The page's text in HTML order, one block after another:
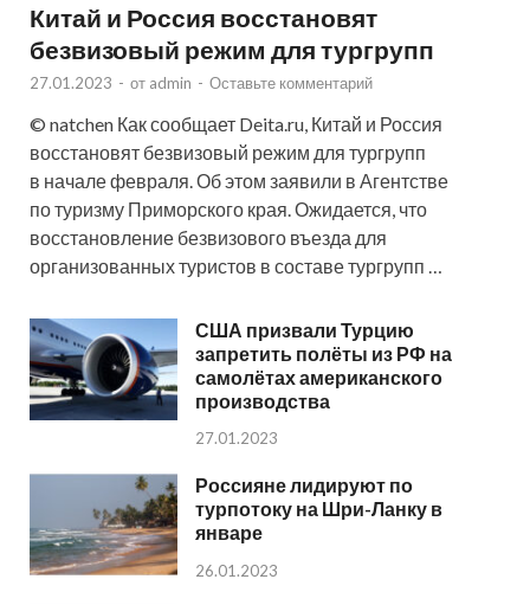
Китай и Россия восстановят
безвизовый режим для тургрупп
27.01.2023 - от admin - Оставьте комментарий
© natchen Как сообщает Deita.ru, Китай и Россия
восстановят безвизовый режим для тургрупп
в начале февраля. Об этом заявили в Агентстве
по туризму Приморского края. Ожидается, что
восстановление безвизового въезда для
организованных туристов в составе тургрупп …
США призвали Турцию
запретить полёты из РФ на
самолётах американского
производства
27.01.2023
Россияне лидируют по
турпотоку на Шри-Ланку в
январе
26.01.2023